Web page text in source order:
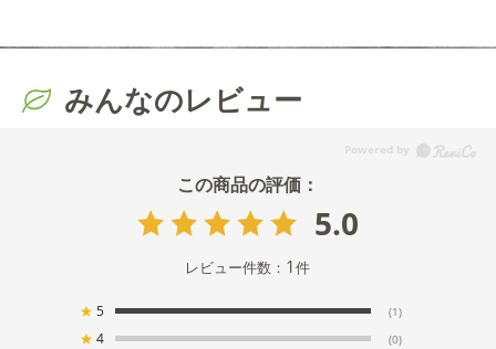
みんなのレビュー
5.0
レビュー件数： 1件
★ 5 (1)
★ 4 (0)